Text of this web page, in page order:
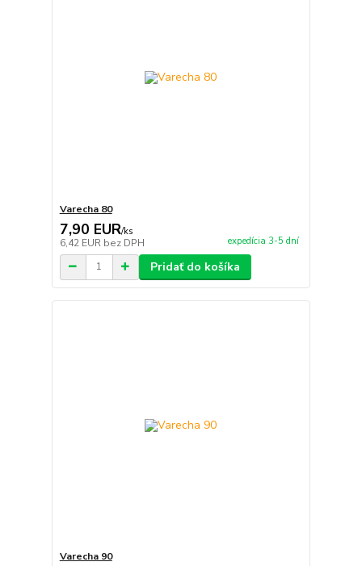
Varecha 80
7,90 EUR/ks
6,42 EUR bez DPH expedícia 3-5 dní
Pridať do košíka
Varecha 90